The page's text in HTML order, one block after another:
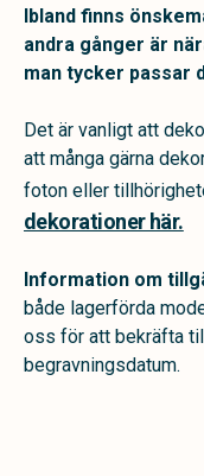
Ibland finns
andra gånger är
man tycker passar
Det är vanligt att
att många gärna
foton eller
dekorationer här.
Information om
både lagerförda
oss för att bekräfta
begravningsdatum.